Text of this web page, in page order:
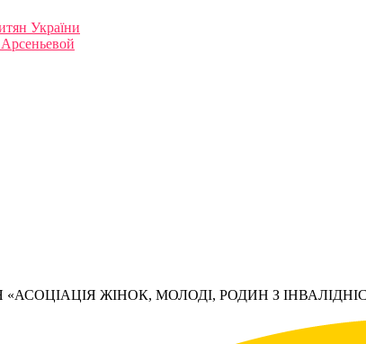
України
ЖІНОК, МОЛОДІ, РОДИН З